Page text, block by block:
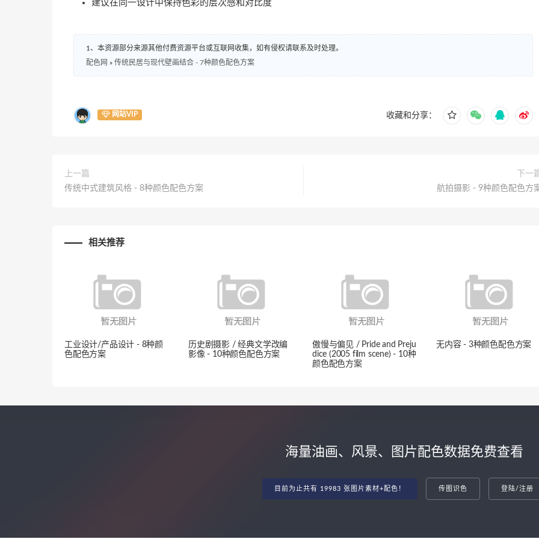
建议在同一设计中保持色彩的层次感和对比度
1、本资源部分来源其他付费资源平台或互联网收集，如有侵权请联系及时处理。
配色网 » 传统民居与现代壁画结合 - 7种颜色配色方案
网站VIP 收藏和分享：
上一篇
传统中式建筑风格 - 8种颜色配色方案
下一
航拍摄影 - 9种颜色配色方
相关推荐
工业设计/产品设计 - 8种颜
色配色方案
历史剧摄影 / 经典文学改编
影像 - 10种颜色配色方案
傲慢与偏见 / Pride and Preju
dice (2005 film scene) - 10种
颜色配色方案
无内容 - 3种颜色配色方案
海量油画、风景、图片配色数据免费查看
目前为止共有 19983 张图片素材+配色！ 传图识色 登陆/注册